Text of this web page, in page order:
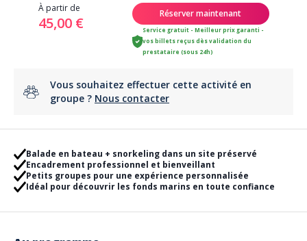
À partir de
45,00 €
Réserver maintenant
Service gratuit - Meilleur prix garanti -
vos billets reçus dès validation du
prestataire (sous 24h)
Vous souhaitez effectuer cette activité en
groupe ? Nous contacter
Balade en bateau + snorkeling dans un site préservé
Encadrement professionnel et bienveillant
Petits groupes pour une expérience personnalisée
Idéal pour découvrir les fonds marins en toute confiance